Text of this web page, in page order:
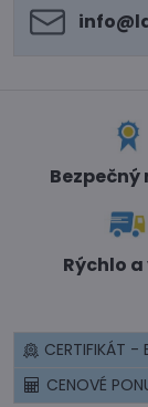
Bezpečný
Rýchlo
CERTIFIKÁT -
CENOVÉ